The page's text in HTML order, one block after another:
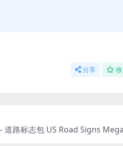
分享
道路标志包 US Road Signs